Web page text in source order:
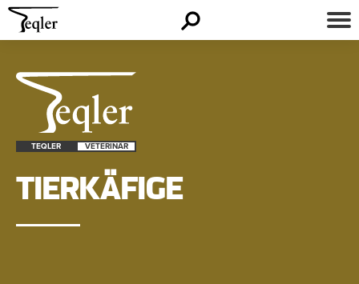
TEQLER VETERINÄR
TIERKÄFIGE